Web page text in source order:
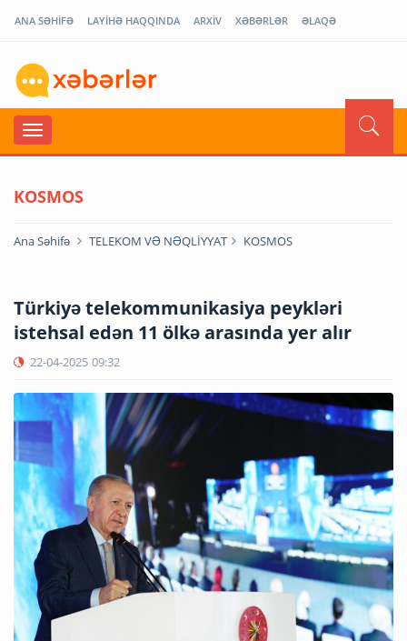
ANA SƏHİFƏ LAYİHƏ HAQQINDA ARXİV XƏBƏRLƏR ƏLAQƏ
KOSMOS
Ana Səhifə TELEKOM VƏ NƏQLİYYAT KOSMOS
Türkiyə telekommunikasiya peykləri
istehsal edən 11 ölkə arasında yer alır
22-04-2025 09:32